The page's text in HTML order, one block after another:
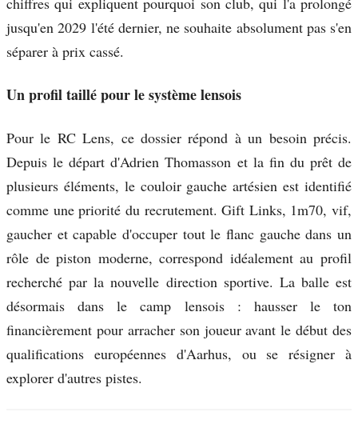
jusqu'en 2029 l'été dernier, ne souhaite absolument pas s'en
séparer à prix cassé.
Un profil taillé pour le système lensois
Pour le RC Lens, ce dossier répond à un besoin précis.
Depuis le départ d'Adrien Thomasson et la fin du prêt de
plusieurs éléments, le couloir gauche artésien est identifié
comme une priorité du recrutement. Gift Links, 1m70, vif,
gaucher et capable d'occuper tout le flanc gauche dans un
rôle de piston moderne, correspond idéalement au profil
recherché par la nouvelle direction sportive. La balle est
désormais dans le camp lensois : hausser le ton
financièrement pour arracher son joueur avant le début des
qualifications européennes d'Aarhus, ou se résigner à
explorer d'autres pistes.